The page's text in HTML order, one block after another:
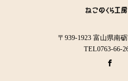
〒939-1923 富山県南
TEL0763-66-